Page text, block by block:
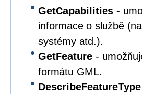
GetCapabilities -
informace o službě
systémy atd.).
GetFeature -
formátu GML.
DescribeFeatureType